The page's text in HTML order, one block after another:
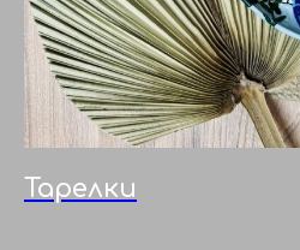
Тарелки